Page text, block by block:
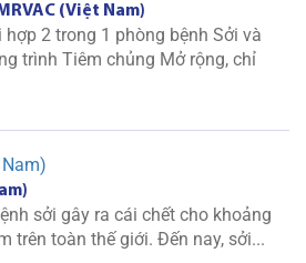
(Việt Nam)
hợp 2 trong 1 phòng bệnh Sởi và
trình Tiêm chủng Mở rộng, chỉ
sởi gây ra cái chết cho khoảng
trên toàn thế giới. Đến nay, sởi...